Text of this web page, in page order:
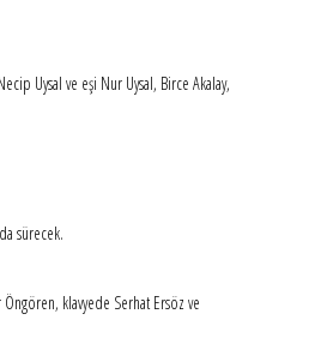
Uysal ve eşi Nur Uysal, Birce Akalay,
sürecek.
klavyede Serhat Ersöz ve